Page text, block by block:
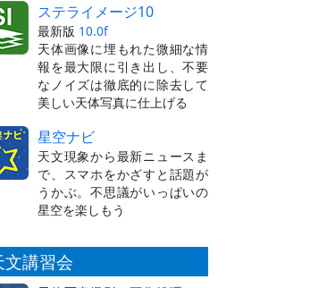
ステライメージ10
最新版 10.0f
天体画像に埋もれた微細な情
報を最大限に引き出し、不要
なノイズは徹底的に除去して
美しい天体写真に仕上げる
星空ナビ
天文現象から最新ニュースま
で、スマホをかざすと話題が
うかぶ。不思議がいっぱいの
星空を楽しもう
文講習会